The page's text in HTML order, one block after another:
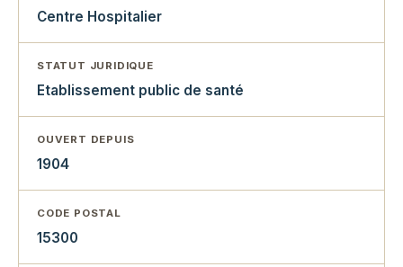
Centre Hospitalier
STATUT JURIDIQUE
Etablissement public de santé
OUVERT DEPUIS
1904
CODE POSTAL
15300